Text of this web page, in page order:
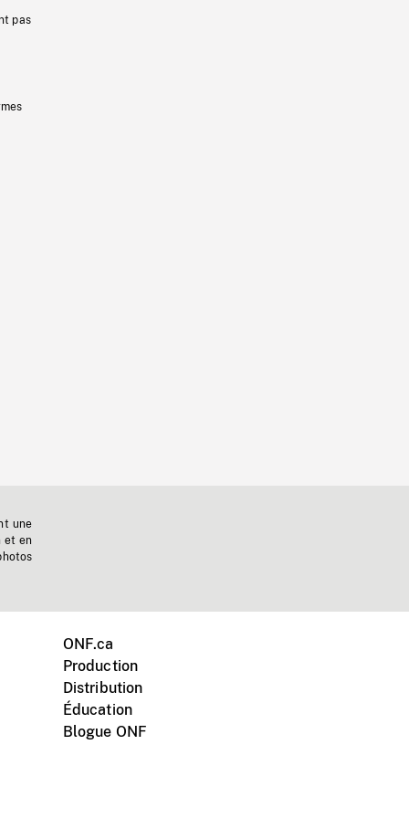
pas
une
et en
ONF.ca
Production
Distribution
Éducation
Blogue ONF